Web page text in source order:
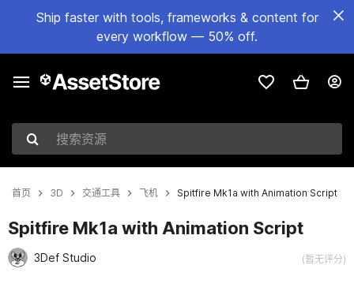
Ship faster with tools, frameworks & content for
every workflow — 50% off.
搜索资源
首页 3D 交通工具 飞机 Spitfire Mk1a with Animation Script
Spitfire Mk1a with Animation Script
3Def Studio (暂无评分)